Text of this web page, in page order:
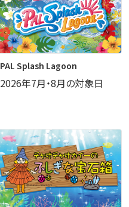
PAL Splash Lagoon
2026年7月・8月の対象日